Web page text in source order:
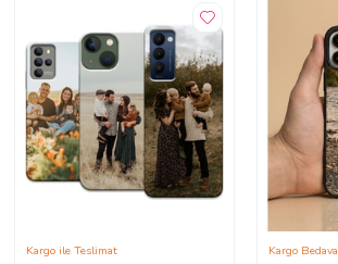
Kargo ile Teslimat Kargo Bedava